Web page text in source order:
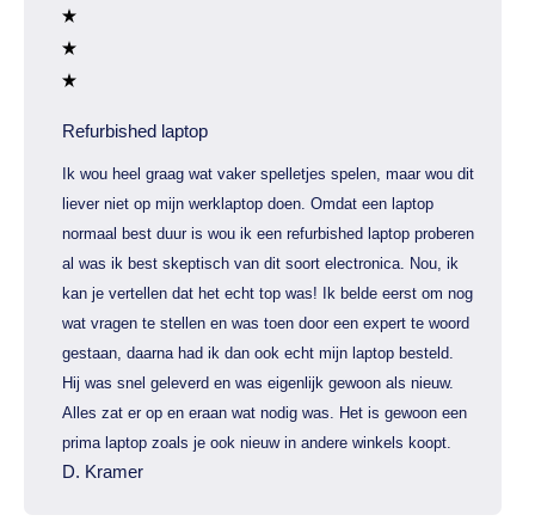
Refurbished laptop
Ik wou heel graag wat vaker spelletjes spelen, maar wou dit
liever niet op mijn werklaptop doen. Omdat een laptop
normaal best duur is wou ik een refurbished laptop proberen
al was ik best skeptisch van dit soort electronica. Nou, ik
kan je vertellen dat het echt top was! Ik belde eerst om nog
wat vragen te stellen en was toen door een expert te woord
gestaan, daarna had ik dan ook echt mijn laptop besteld.
Hij was snel geleverd en was eigenlijk gewoon als nieuw.
Alles zat er op en eraan wat nodig was. Het is gewoon een
prima laptop zoals je ook nieuw in andere winkels koopt.
D. Kramer